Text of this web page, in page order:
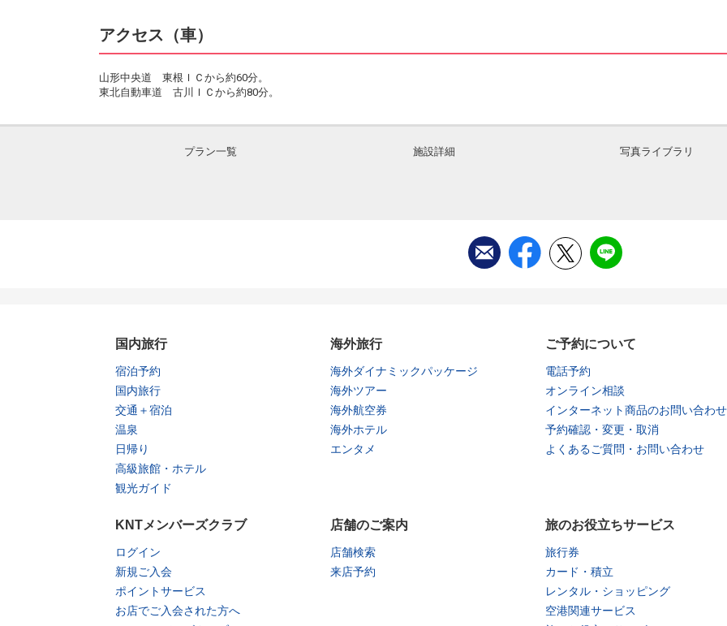
アクセス（車）
山形中央道 東根ＩＣから約60分。
東北自動車道 古川ＩＣから約80分。
プラン一覧 施設詳細 写真ライブラリ
国内旅行
宿泊予約
国内旅行
交通＋宿泊
温泉
日帰り
高級旅館・ホテル
観光ガイド
海外旅行
海外ダイナミックパッケージ
海外ツアー
海外航空券
海外ホテル
エンタメ
ご予約について
電話予約
オンライン相談
インターネット商品のお問い合わせ
予約確認・変更・取消
よくあるご質問・お問い合わせ
KNTメンバーズクラブ
ログイン
新規ご入会
ポイントサービス
お店でご入会された方へ
店舗のご案内
店舗検索
来店予約
旅のお役立ちサービス
旅行券
カード・積立
レンタル・ショッピング
空港関連サービス